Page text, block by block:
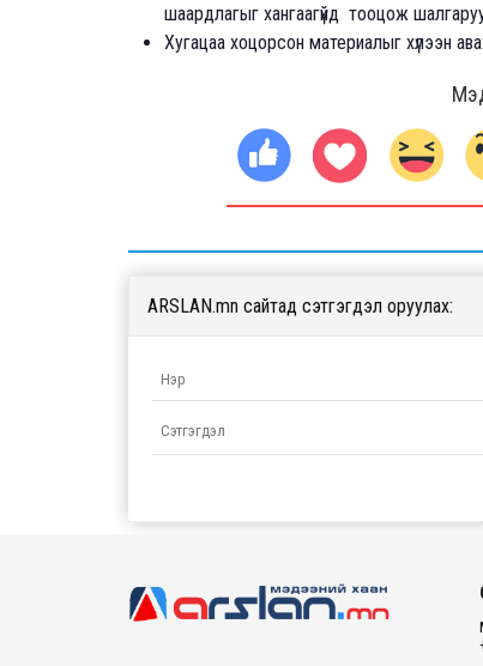
шаардлагыг хангаагүйд тооцож
Хугацаа хоцорсон материалыг хүлээн
ARSLAN.mn сайтад сэтгэгдэл оруулах: